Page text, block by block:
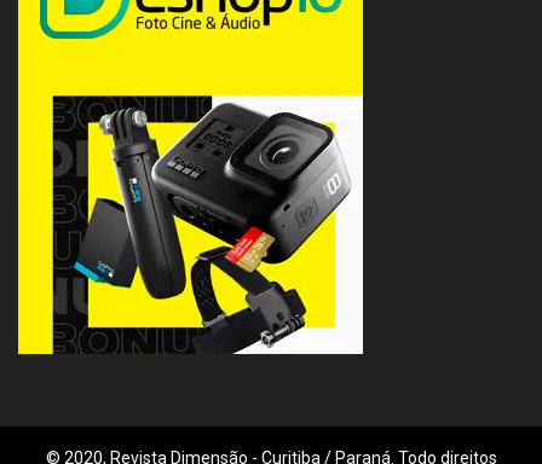
© 2020, Revista Dimensão - Curitiba / Paraná. Todo direitos